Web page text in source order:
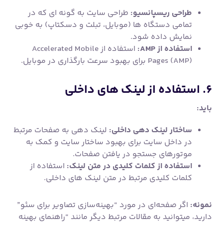
طراحی ریسپانسیو: طراحی سایت به گونه ای که در
تمامی دستگاه ها (موبایل، تبلت و دسکتاپ) به خوبی
نمایش داده شود.
استفاده از AMP:
استفاده از Accelerated Mobile
Pages (AMP) برای بهبود سرعت بارگذاری در موبایل.
۶. استفاده از لینک های داخلی
باید:
ساختار لینک دهی داخلی: لینک دهی به صفحات مرتبط
در داخل سایت برای بهبود ساختار سایت و کمک به
موتورهای جستجو در یافتن صفحات.
استفاده از کلمات کلیدی در متن لینک: استفاده از
کلمات کلیدی مرتبط در متن لینک های داخلی.
نمونه: اگر صفحه‌ای در مورد “بهینه‌سازی تصاویر برای سئو”
دارید، میتوانید به مقالات مرتبط دیگر مانند “راهنمای بهینه